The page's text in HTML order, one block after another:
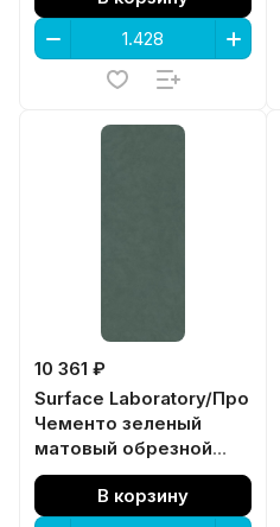
10 361 ₽
Surface Laboratory/Про
Чементо зеленый
матовый обрезной
119,5x320x1,1
В корзину